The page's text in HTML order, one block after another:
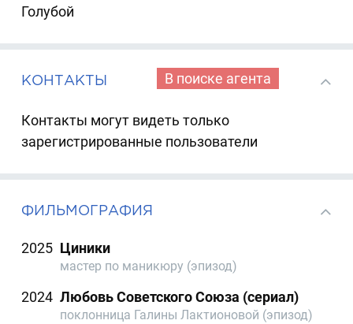
Голубой
КОНТАКТЫ В поиске агента
Контакты могут видеть только
зарегистрированные пользователи
ФИЛЬМОГРАФИЯ
2025 Циники
мастер по маникюру (эпизод)
2024 Любовь Советского Союза (сериал)
поклонница Галины Лактионовой (эпизод)